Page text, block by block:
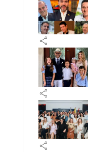
share
share
share